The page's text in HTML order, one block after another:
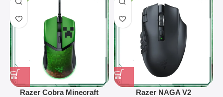
Razer Cobra Minecraft
Razer NAGA V2